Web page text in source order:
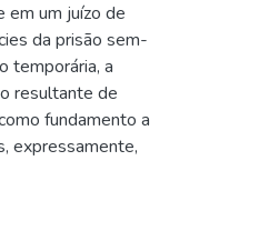
em um juízo de
da prisão sem-
temporária, a
resultante de
fundamento a
expressamente,